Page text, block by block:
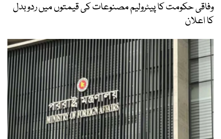
وفاقی حکومت کا پیٹرولیم مصنوعات کی قیمتوں میں ردوبدل
کا اعلان